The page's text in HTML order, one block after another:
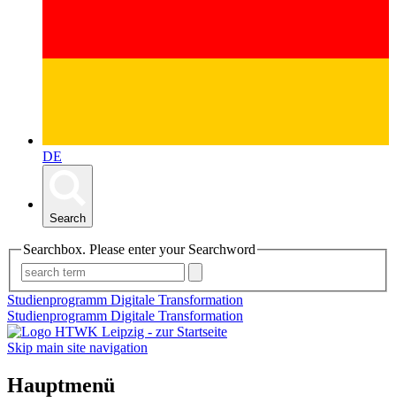
DE
Search
Searchbox. Please enter your Searchword
Studienprogramm Digitale Transformation
Studienprogramm Digitale Transformation
Skip main site navigation
Hauptmenü